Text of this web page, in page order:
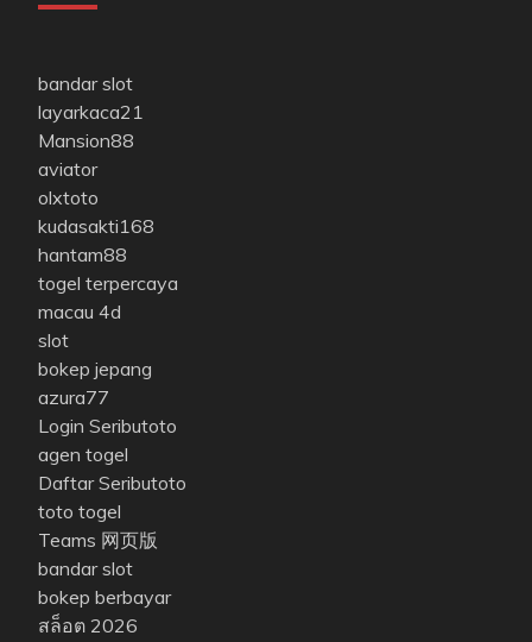
bandar slot
layarkaca21
Mansion88
aviator
olxtoto
kudasakti168
hantam88
togel terpercaya
macau 4d
slot
bokep jepang
azura77
Login Seributoto
agen togel
Daftar Seributoto
toto togel
Teams 网页版
bandar slot
bokep berbayar
สล็อต 2026